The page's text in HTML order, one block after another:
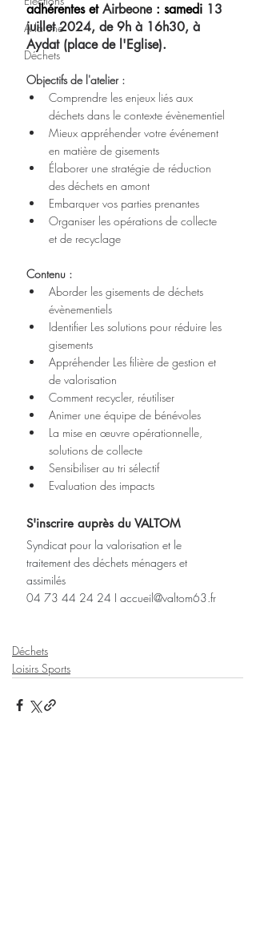
A la une
Déchets
adhérentes et Airbeone : samedi 13
juillet 2024, de 9h à 16h30, à
Aydat (place de l'Eglise).
Objectifs de l'atelier :
Comprendre les enjeux liés aux
déchets dans le contexte évènementiel
Mieux appréhender votre événement
en matière de gisements
Élaborer une stratégie de réduction
des déchets en amont
Embarquer vos parties prenantes
Organiser les opérations de collecte
et de recyclage
Contenu :
Aborder les gisements de déchets
évènementiels
Identifier Les solutions pour réduire les
gisements
Appréhender Les filière de gestion et
de valorisation
Comment recycler, réutiliser
Animer une équipe de bénévoles
La mise en œuvre opérationnelle,
solutions de collecte
Sensibiliser au tri sélectif
Evaluation des impacts
S'inscrire auprès du VALTOM
Syndicat pour la valorisation et le
traitement des déchets ménagers et
assimilés
04 73 44 24 24 I accueil@valtom63.fr
Déchets
Loisirs Sports